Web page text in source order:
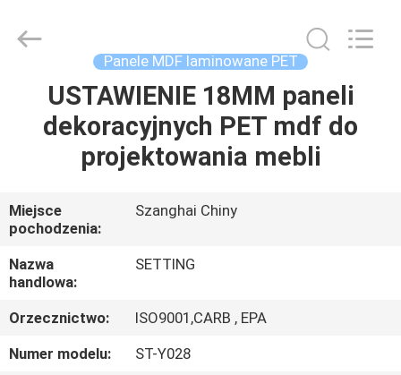
DOM
PRODUKTY
O
NAS
WYCIECZKA
PO
FABRYCE
Setting
Decorating
Panele MDF laminowane PET
USTAWIENIE 18MM paneli
dekoracyjnych PET mdf do
projektowania mebli
Miejsce
pochodzenia:
Szanghai Chiny
Nazwa
handlowa:
SETTING
Orzecznictwo:
ISO9001,CARB , EPA
Numer modelu:
ST-Y028